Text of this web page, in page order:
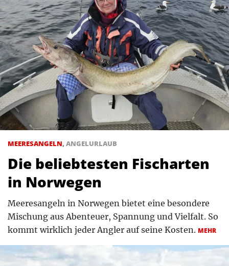
MEERESANGELN, ANGELURLAUB
Die beliebtesten Fischarten
in Norwegen
Meeresangeln in Norwegen bietet eine besondere
Mischung aus Abenteuer, Spannung und Vielfalt. So
kommt wirklich jeder Angler auf seine Kosten. MEHR